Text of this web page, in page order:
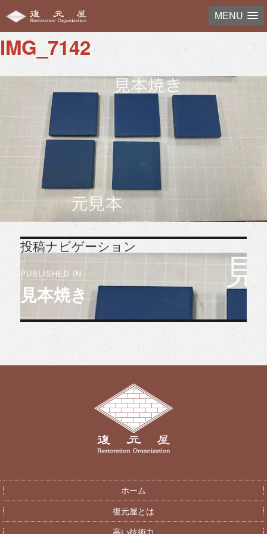
MENU
IMG_7142
投稿ナビゲーション
PUBLISHED IN
見本焼き
ホーム
復元屋とは